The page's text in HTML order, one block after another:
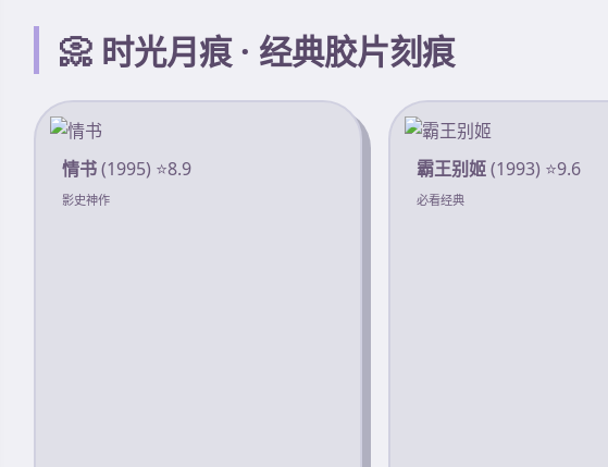
📀 时光月痕 · 经典胶片刻痕
情书(1995) ⭐8.9
影史神作
霸王别姬(1993) ⭐9.6
必看经典